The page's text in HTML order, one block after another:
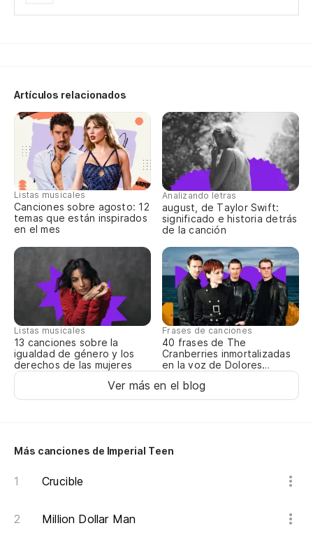
Artículos relacionados
Listas musicales
Canciones sobre agosto: 12
temas que están inspirados
en el mes
Analizando letras
august, de Taylor Swift:
significado e historia detrás
de la canción
Listas musicales
13 canciones sobre la
igualdad de género y los
derechos de las mujeres
Frases de canciones
40 frases de The
Cranberries inmortalizadas
en la voz de Dolores
Ver más en el blog
Más canciones de Imperial Teen
Crucible
Million Dollar Man